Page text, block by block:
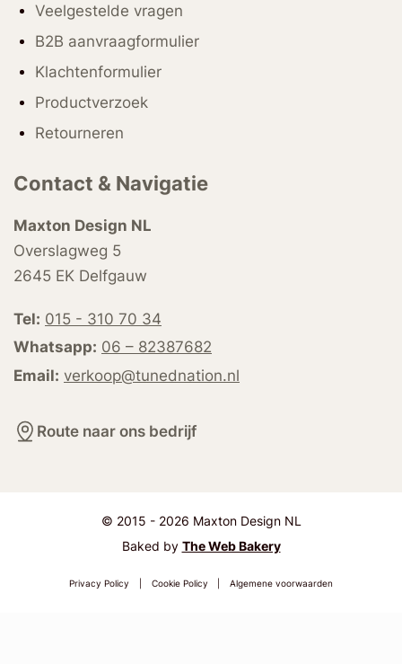
Veelgestelde vragen
B2B aanvraagformulier
Klachtenformulier
Productverzoek
Retourneren
Contact & Navigatie
Maxton Design NL
Overslagweg 5
2645 EK Delfgauw
Tel: 015 - 310 70 34
Whatsapp: 06 – 82387682
Email: verkoop@tunednation.nl
Route naar ons bedrijf
© 2015 - 2026 Maxton Design NL
Baked by The Web Bakery
Privacy Policy Cookie Policy Algemene voorwaarden